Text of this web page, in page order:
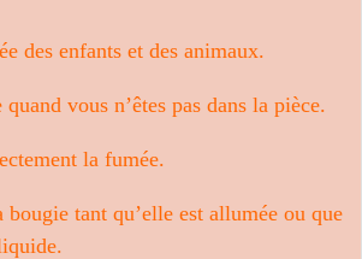
des enfants et des animaux.
vous n’êtes pas dans la pièce.
la fumée.
bougie tant qu’elle est allumée ou que